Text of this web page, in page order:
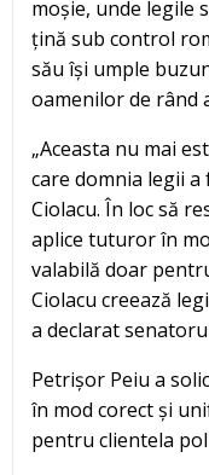
moșie, unde legile
țină sub control
său își umple
oamenilor de rând
„Aceasta nu mai
care domnia legii
Ciolacu. În loc să
aplice tuturor în
valabilă doar
Ciolacu creează
a declarat
Petrișor Peiu a
în mod corect și
pentru clientela